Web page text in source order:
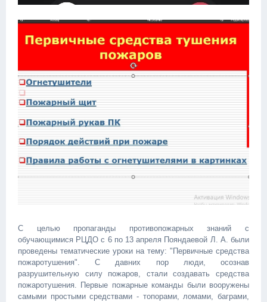
С целью пропаганды противопожарных знаний с
обучающимися РЦДО с 6 по 13 апреля Пояндаевой Л. А. были
проведены тематические уроки на тему: "Первичные средства
пожаротушения". С давних пор люди, осознав
разрушительную силу пожаров, стали создавать средства
пожаротушения. Первые пожарные команды были вооружены
самыми простыми средствами - топорами, ломами, баграми,